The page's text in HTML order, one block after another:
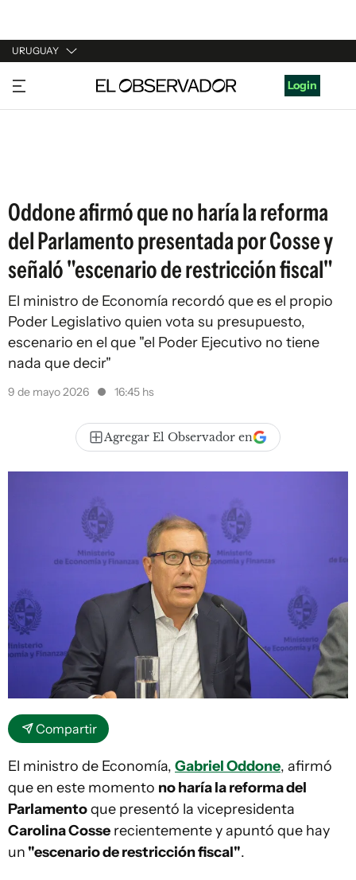
URUGUAY
URUGUAY
ARGENTINA
Login
Oddone afirmó que no haría la reforma
del Parlamento presentada por Cosse y
señaló "escenario de restricción fiscal"
El ministro de Economía recordó que es el propio
Poder Legislativo quien vota su presupuesto,
escenario en el que "el Poder Ejecutivo no tiene
nada que decir"
9 de mayo 2026 16:45 hs
Agregar El Observador en
Compartir
El ministro de Economía, Gabriel Oddone, afirmó
que en este momento no haría la reforma del
Parlamentoque presentó la vicepresidenta
Carolina Cosse recientemente y apuntó que hay
un "escenario de restricción fiscal".